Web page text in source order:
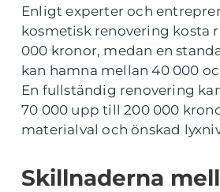
Enligt experter och
kosmetisk renovering kosta
000 kronor, medan en
kan hamna mellan 40 000
En fullständig renovering
70 000 upp till 200 000
materialval och önskad
Skillnaderna